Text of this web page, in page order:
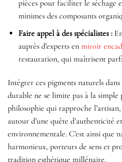
pièces pour faciliter le séchage
minimes des composants
Faire appel à des spécialistes :
auprès d’experts en miroir
restauration, qui maîtrisent
Intégrer ces pigments naturels
durable ne se limite pas à la simple
philosophie qui rapproche
autour d’une quête d’authenticité
environnementale. C’est ainsi que
harmonieux, porteurs de sens et
tradition esthétique millénaire.